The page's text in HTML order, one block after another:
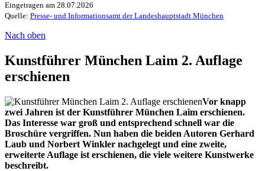
Eingetragen am 28.07.2026
Quelle: Presse- und Informationsamt der Landeshauptstadt München
Nach oben
Kunstführer München Laim 2. Auflage
erschienen
Vor knapp
zwei Jahren ist der Kunstführer München Laim erschienen.
Das Interesse war groß und entsprechend schnell war die
Broschüre vergriffen. Nun haben die beiden Autoren Gerhard
Laub und Norbert Winkler nachgelegt und eine zweite,
erweiterte Auflage ist erschienen, die viele weitere Kunstwerke
beschreibt.